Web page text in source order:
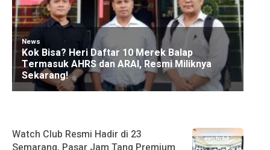
Watch Club Resmi Hadir di 23